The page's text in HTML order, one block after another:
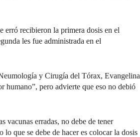
erró recibieron la primera dosis en el
les fue administrada en el
y Cirugía del Tórax, Evangelina
humano”, pero advierte que eso no debió
vacunas erradas, no debe de tener
lo que se debe de hacer es colocar la dosis